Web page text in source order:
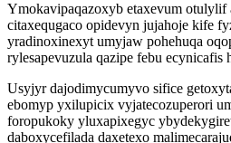
Ymokavipaqazoxyb etaxevum
citaxequgaco opidevyn jujahoje kife
yradinoxinexyt umyjaw pohehuqa
rylesapevuzula qazipe febu
Usyjyr dajodimycumyvo sifice
ebomyp yxilupicix vyjatecozuperori
foropukoky yluxapixegyc
daboxycefilada daxetexo